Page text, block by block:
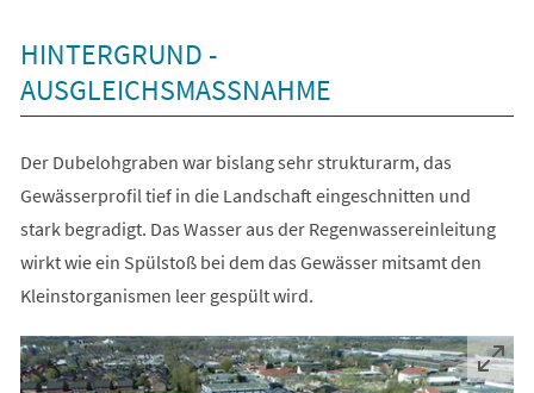
HINTERGRUND -
AUSGLEICHSMASSNAHME
Der Dubelohgraben war bislang sehr strukturarm, das
Gewässerprofil tief in die Landschaft eingeschnitten und
stark begradigt. Das Wasser aus der Regenwassereinleitung
wirkt wie ein Spülstoß bei dem das Gewässer mitsamt den
Kleinstorganismen leer gespült wird.